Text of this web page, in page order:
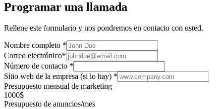
Programar una llamada
Rellene este formulario y nos pondremos en contacto con usted.
Nombre completo *
Correo electrónico*
Número de contacto *
Sitio web de la empresa (si lo hay) *
Presupuesto mensual de marketing
1000$
Presupuesto de anuncios/mes